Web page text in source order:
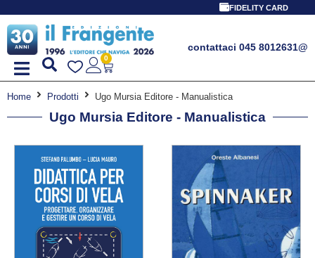
PROMO SPECIALE LIBRI PER I 30 ANNI DEL
FIDELITY CARD
contattaci 045 8012631@
0
Home Prodotti Ugo Mursia Editore - Manualistica
Ugo Mursia Editore - Manualistica